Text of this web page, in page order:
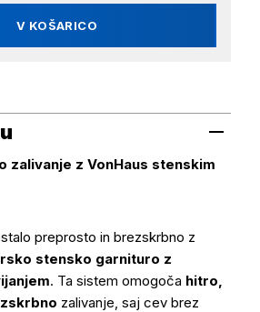
V KOŠARICO
zalivanje z VonHaus stenskim
preprosto in brezskrbno z
stensko garnituro z
. Ta sistem omogoča hitro,
zalivanje, saj cev brez